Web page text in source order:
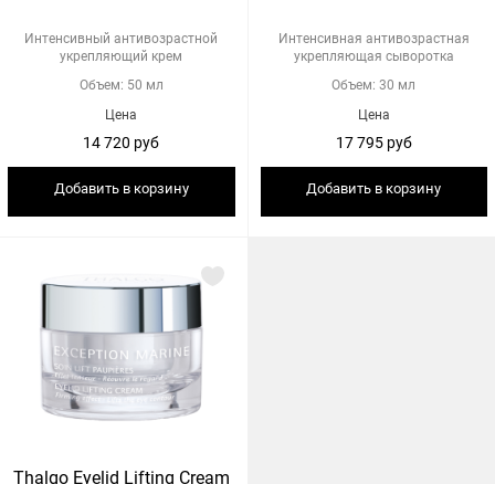
Интенсивный антивозрастной
укрепляющий крем
Объем: 50 мл
Цена
14 720 руб
Добавить в корзину
Интенсивная антивозрастная
укрепляющая сыворотка
Объем: 30 мл
Цена
17 795 руб
Добавить в корзину
Thalgo Eyelid Lifting Cream